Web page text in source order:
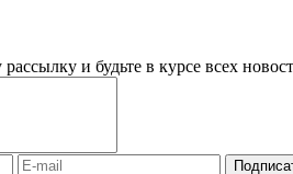
и будьте в курсе всех